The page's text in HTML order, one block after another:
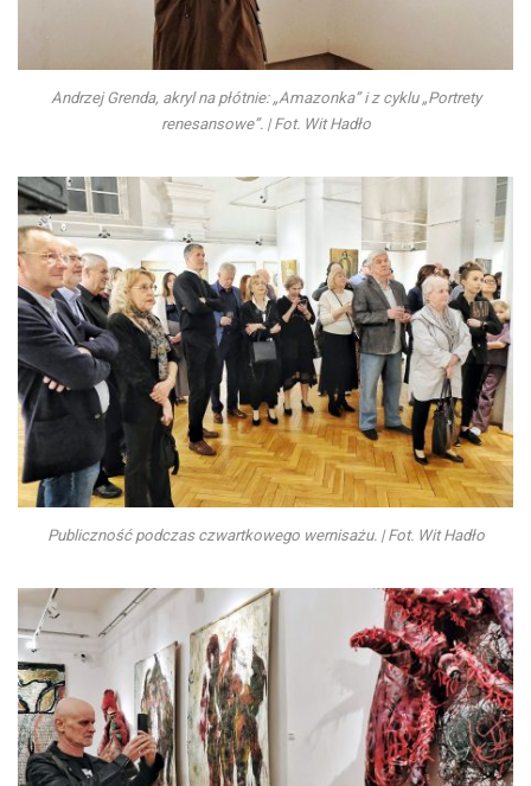
Andrzej Grenda, akryl na płótnie: „Amazonka” i z cyklu „Portrety
renesansowe”. | Fot. Wit Hadło
Publiczność podczas czwartkowego wernisażu. | Fot. Wit Hadło